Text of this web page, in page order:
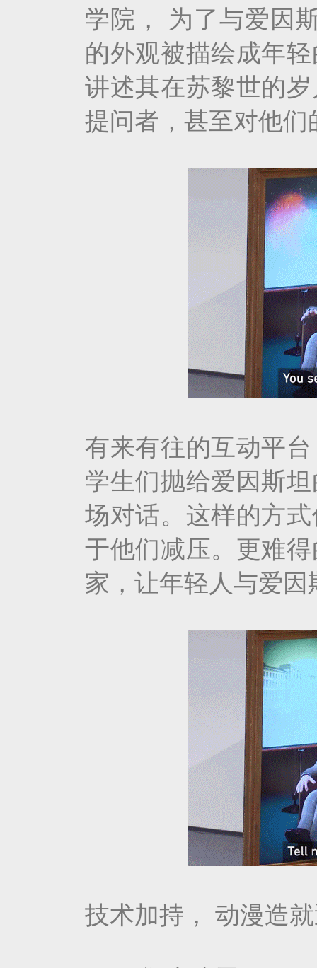
学院， 为了与爱因
的外观被描绘成年
讲述其在苏黎世的
提问者，甚至对他
有来有往的互动平
学生们抛给爱因斯
场对话。这样的方
于他们减压。更难
家，让年轻人与爱
技术加持， 动漫造